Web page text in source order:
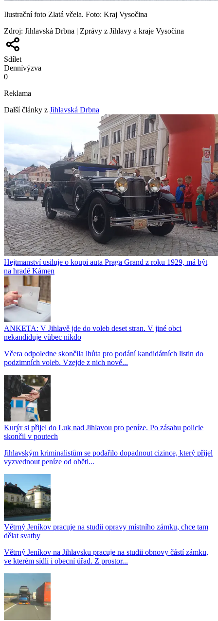
Ilustrační foto Zlatá včela. Foto: Kraj Vysočina
Zdroj: Jihlavská Drbna | Zprávy z Jihlavy a kraje Vysočina
Sdílet
Dennívýzva
0
Reklama
Další články z Jihlavská Drbna
Hejtmanství usiluje o koupi auta Praga Grand z roku 1929, má být
na hradě Kámen
ANKETA: V Jihlavě jde do voleb deset stran. V jiné obci
nekandiduje vůbec nikdo
Včera odpoledne skončila lhůta pro podání kandidátních listin do
podzimních voleb. Vzejde z nich nové...
Kurýr si přijel do Luk nad Jihlavou pro peníze. Po zásahu policie
skončil v poutech
Jihlavským kriminalistům se podařilo dopadnout cizince, který přijel
vyzvednout peníze od oběti...
Větrný Jeníkov pracuje na studii opravy místního zámku, chce tam
dělat svatby
Větrný Jeníkov na Jihlavsku pracuje na studii obnovy částí zámku,
ve kterém sídlí i obecní úřad. Z prostor...